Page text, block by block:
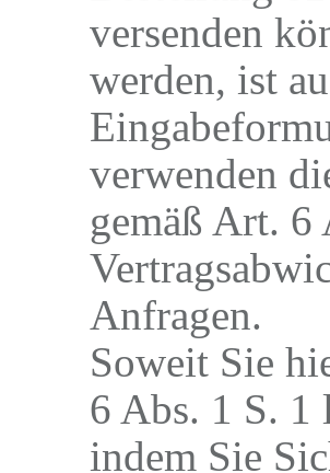
versenden
werden, ist
verwenden
gemäß Art.
Anfragen.
Soweit Sie
6 Abs. 1 S.
indem Sie